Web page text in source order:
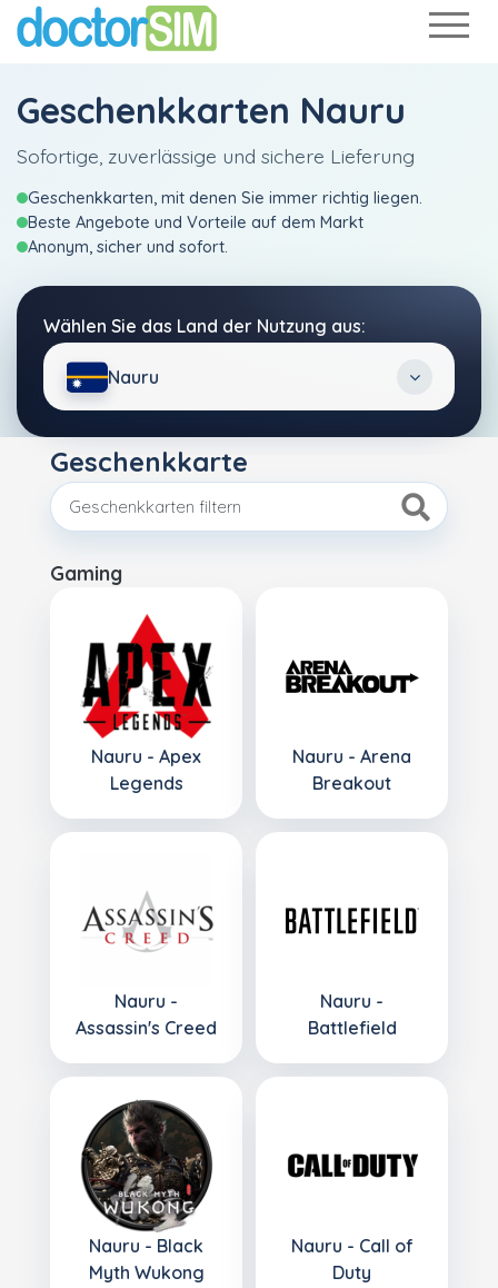
Geschenkkarten Nauru
Sofortige, zuverlässige und sichere Lieferung
Geschenkkarten, mit denen Sie immer richtig liegen.
Beste Angebote und Vorteile auf dem Markt
Anonym, sicher und sofort.
Wählen Sie das Land der Nutzung aus:
Nauru
Geschenkkarte
Gaming
Nauru - Apex
Legends
Nauru - Arena
Breakout
Nauru -
Assassin's Creed
Nauru -
Battlefield
Nauru - Black
Myth Wukong
Nauru - Call of
Duty